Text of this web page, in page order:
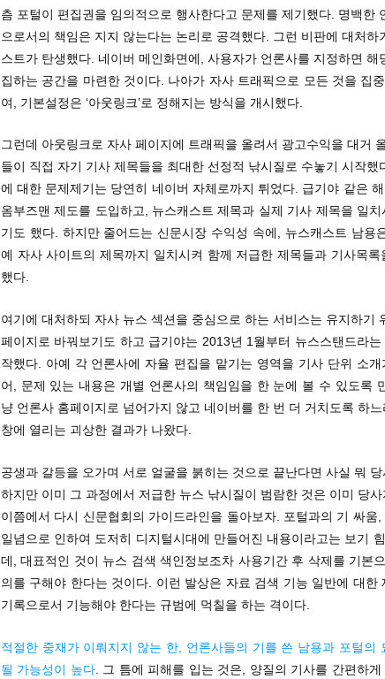
츰 포털이 편집권을 임의적으로 행사한다고 문제를 제기했다. 명백한
으로서의 책임은 지지 않는다는 논리로 공격했다. 그런 비판에 대처하
스트가 탄생했다. 네이버 메인화면에, 사용자가 언론사를 지정하면 해
집하는 공간을 마련한 것이다. 나아가 자사 트래픽으로 모든 것을 집
여, 기본설정은 ‘아웃링크’로 정해지는 방식을 개시했다.
그런데 아웃링크로 자사 페이지에 트래픽을 올려서 광고수익을 대거
들이 직접 자기 기사 제목들을 최대한 선정적 낚시질로 수놓기 시작했
에 대한 문제제기는 당연히 네이버 자체로까지 튀었다. 급기야 같은
옴부즈맨 제도를 도입하고, 뉴스캐스트 제목과 실제 기사 제목을 일
기도 했다. 하지만 줄어드는 신문시장 수익성 속에, 뉴스캐스트 남용
예 자사 사이트의 제목까지 일치시켜 함께 저급한 제목들과 기사목
했다.
여기에 대처하되 자사 뉴스 섹션을 중심으로 하는 서비스는 유지하기
페이지로 바꿔보기도 하고 급기야는 2013년 1월부터 뉴스스탠드라
작했다. 아예 각 언론사에 자율 편집을 맡기는 영역을 기사 단위 소
어, 문제 있는 내용은 개별 언론사의 책임임을 한 눈에 볼 수 있도록
냥 언론사 홈페이지로 넘어가지 않고 네이버를 한 번 더 거치도록 하
창에 열리는 괴상한 결과가 나왔다.
공생과 갈등을 오가며 서로 얼굴을 붉히는 것으로 끝난다면 사실 뭐
하지만 이미 그 과정에서 저급한 뉴스 낚시질이 범람한 것은 이미 당사
이쯤에서 다시 신문협회의 가이드라인을 돌아보자. 포털과의 기 싸움
일념으로 인하여 도저히 디지털시대에 만들어진 내용이라고는 보기
데, 대표적인 것이 뉴스 검색 색인정보조차 사용기간 후 삭제를 기본
의를 구해야 한다는 것이다. 이런 발상은 자료 검색 기능 일반에 대한
기록으로서 기능해야 한다는 규범에 먹칠을 하는 격이다.
적절한 중재가 이뤄지지 않는 한, 언론사들의 기를 쓴 남용과 포털의
될 가능성이 높다. 그 틈에 피해를 입는 것은, 양질의 기사를 간편하